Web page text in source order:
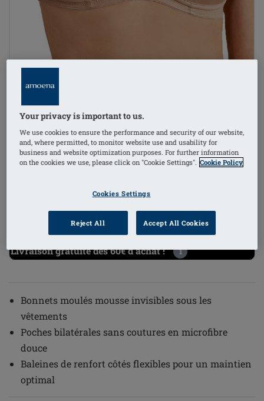
1/2
Référence de l'article: 44214 Lara Satin
À PARTIR DE €64.95
Livraison gratuite dès 60€ d’achat ! i
Bonnets moulés mousse invisibles sous les
vêtements
Poches bilatérales sans coutures en microfibre
douce
Baleines de renfort côtés flexibles pour un maintien
optimal
Your privacy is important to us.
We use cookies to ensure the performance and security of our website,
and, where permitted, to monitor website use and usability for
business and website optimization purposes. For further information
on the cookies we use, please click on "Cookie Settings". Cookie Policy
Cookies Settings
Reject All Accept All Cookies